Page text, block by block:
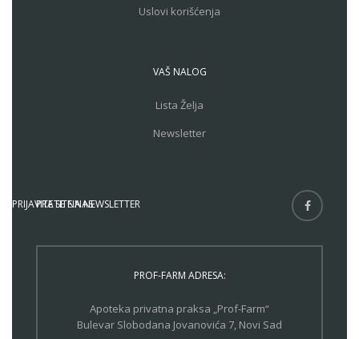
Uslovi korišćenja
VAŠ NALOG
Lista Želja
Newsletter
PRATITE NAS
PRIJAVITE SE NA NEWSLETTER
PROF-FARM ADRESA:
Apoteka privatna praksa „Prof-Farm“
Bulevar Slobodana Jovanovića 7, Novi Sad